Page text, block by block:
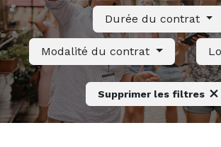
Durée du contrat
Modalité du contrat
Supprimer les filtres